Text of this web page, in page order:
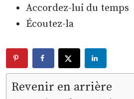
Accordez-lui du temps
Écoutez-la
Revenir en arrière